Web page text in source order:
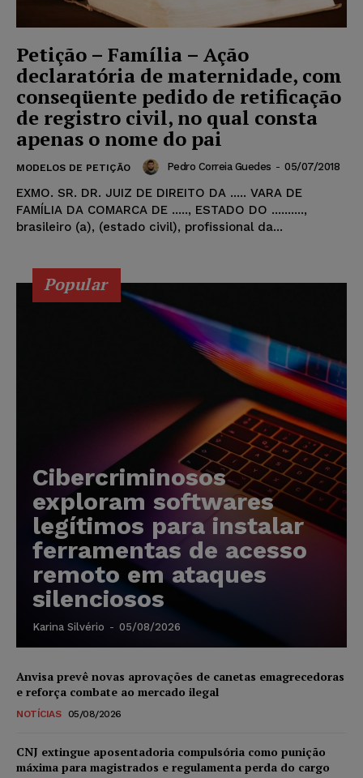
Petição – Família – Ação
declaratória de maternidade, com
conseqüente pedido de retificação
de registro civil, no qual consta
apenas o nome do pai
MODELOS DE PETIÇÃO Pedro Correia Guedes - 05/07/2018
EXMO. SR. DR. JUIZ DE DIREITO DA ..... VARA DE
FAMÍLIA DA COMARCA DE ....., ESTADO DO ..........,
brasileiro (a), (estado civil), profissional da...
Popular
Cibercriminosos
exploram softwares
legítimos para instalar
ferramentas de acesso
remoto em ataques
silenciosos
Karina Silvério - 05/08/2026
Anvisa prevê novas aprovações de canetas emagrecedoras
e reforça combate ao mercado ilegal
NOTÍCIAS 05/08/2026
CNJ extingue aposentadoria compulsória como punição
máxima para magistrados e regulamenta perda do cargo